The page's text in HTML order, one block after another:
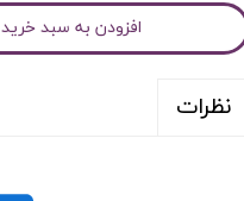
افزودن به سبد خرید
نظرات